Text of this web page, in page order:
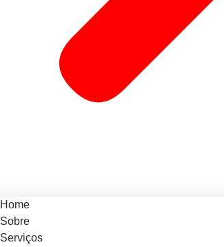
Home
Sobre
Serviços